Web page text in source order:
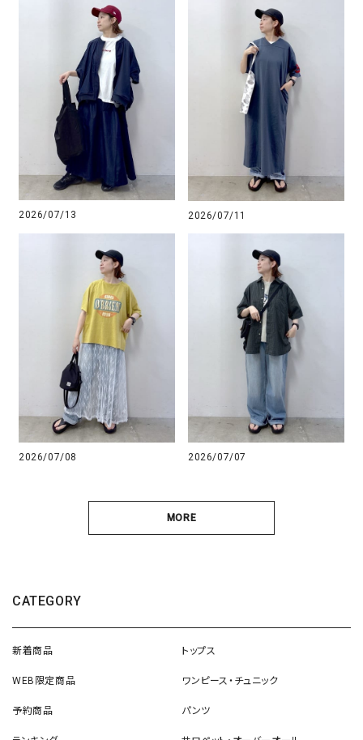
2026/07/13 2026/07/11
2026/07/08 2026/07/07
MORE
CATEGORY
新着商品
WEB限定商品
予約商品
トップス
ワンピース・チュニック
パンツ